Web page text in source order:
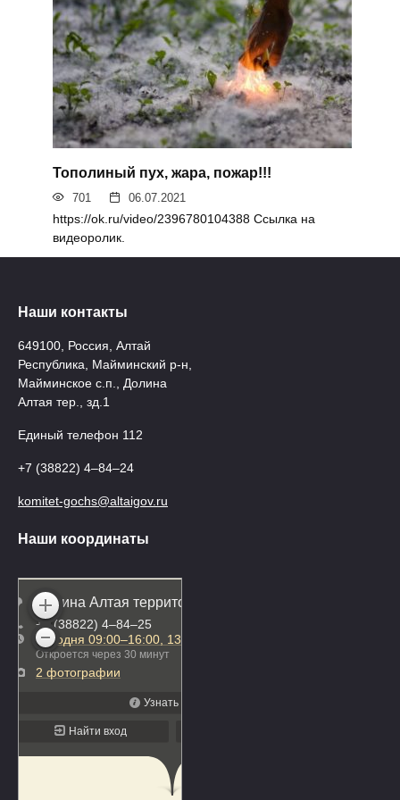
Тополиный пух, жара, пожар!!!
701 06.07.2021
https://ok.ru/video/2396780104388 Ссылка на
видеоролик.
Наши контакты
649100, Россия, Алтай
Республика, Майминский р-н,
Майминское с.п., Долина
Алтая тер., зд.1
Единый телефон 112
+7 (38822) 4‒84‒24
komitet-gochs@altaigov.ru
Наши координаты